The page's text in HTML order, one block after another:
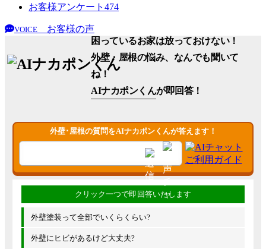
お客様アンケート 474
VOICE
お客様の声
困っているお家は放っておけない！
外壁・屋根の悩み、なんでも聞いて
ね！
AIナカポンくんが即回答！
外壁･屋根の質問をAIナカポンくんが答えます！
外壁塗装って全部でいくらくらい?
外壁にヒビがあるけど大丈夫?